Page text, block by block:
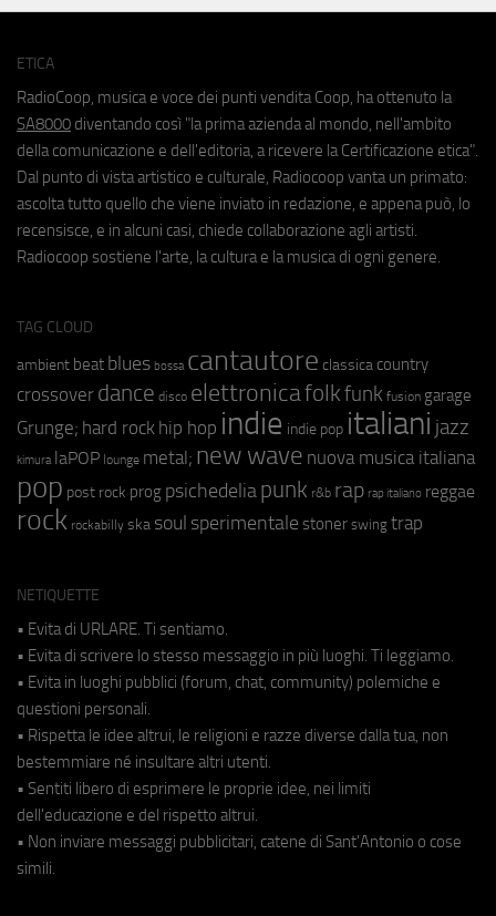
ETICA
RadioCoop, musica e voce dei punti vendita Coop, ha ottenuto la
SA8000 diventando così "la prima azienda al mondo, nell'ambito
della comunicazione e dell'editoria, a ricevere la Certificazione etica".
Dal punto di vista artistico e culturale, Radiocoop vanta un primato:
ascolta tutto quello che viene inviato in redazione, e appena può, lo
recensisce, e in alcuni casi, chiede collaborazione agli artisti.
Radiocoop sostiene l'arte, la cultura e la musica di ogni genere.
TAG CLOUD
ambient beat blues bossa cantautore classica country
crossover dance disco elettronicafolkfunk fusion garage
Grunge; hard rock hip hop indie indie pop italiani jazz
kimura laPOP lounge metal; new wave nuova musica italiana
pop post rock prog psichedeliapunk r&b rap rap italiano reggae
rock rockabilly ska soul sperimentale stoner swing trap
NETIQUETTE
• Evita di URLARE. Ti sentiamo.
• Evita di scrivere lo stesso messaggio in più luoghi. Ti leggiamo.
• Evita in luoghi pubblici (forum, chat, community) polemiche e
questioni personali.
• Rispetta le idee altrui, le religioni e razze diverse dalla tua, non
bestemmiare né insultare altri utenti.
• Sentiti libero di esprimere le proprie idee, nei limiti
dell'educazione e del rispetto altrui.
• Non inviare messaggi pubblicitari, catene di Sant'Antonio o cose
simili.